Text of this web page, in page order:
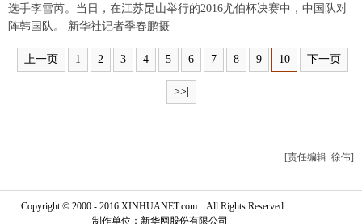
选手李雪芮。当日，在江苏昆山举行的2016尤伯杯决赛中，中国队对
阵韩国队。 新华社记者季春鹏摄
上一页 1 2 3 4 5 6 7 8 9 10 下一页
>>|
[责任编辑: 徐伟]
Copyright © 2000 - 2016 XINHUANET.com All Rights Reserved.
制作单位：新华网股份有限公司